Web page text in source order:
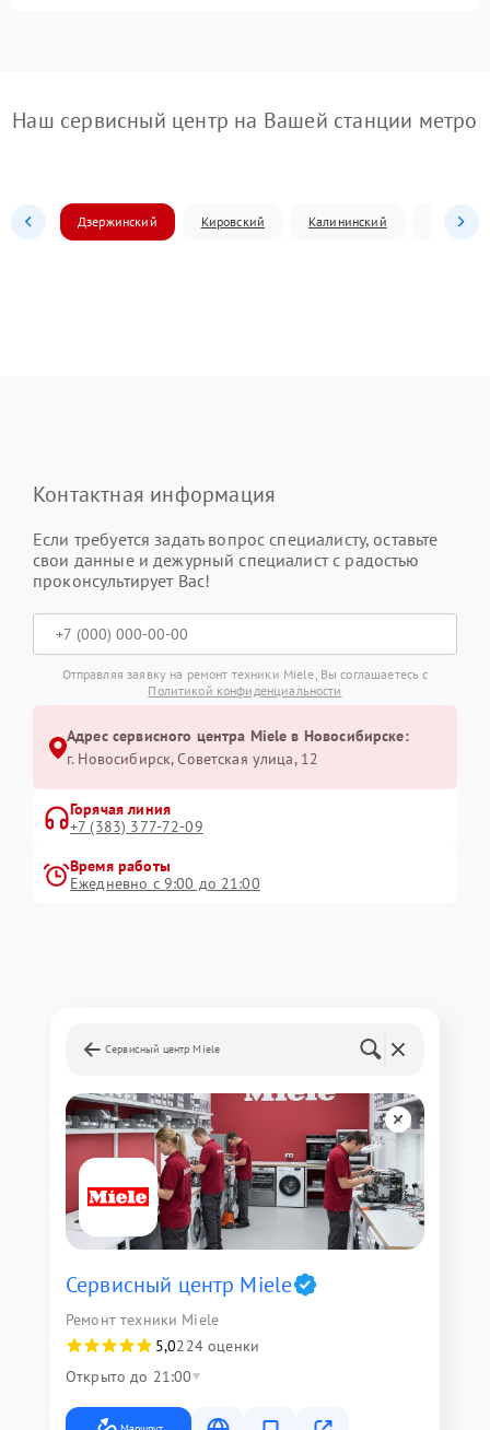
Наш сервисный центр на Вашей станции метро
Дзержинский Кировский Калининский
Контактная информация
Если требуется задать вопрос специалисту, оставьте
свои данные и дежурный специалист с радостью
проконсультирует Вас!
Отправляя заявку на ремонт техники Miele, Вы соглашаетесь с
Политикой конфиденциальности
Адрес сервисного центра Miele в Новосибирске:
г. Новосибирск, Советская улица, 12
Горячая линия
+7 (383) 377-72-09
Время работы
Ежедневно с 9:00 до 21:00
Сервисный центр Miele
Сервисный центр Miele
Ремонт техники Miele
5,0224 оценки
Открыто до 21:00